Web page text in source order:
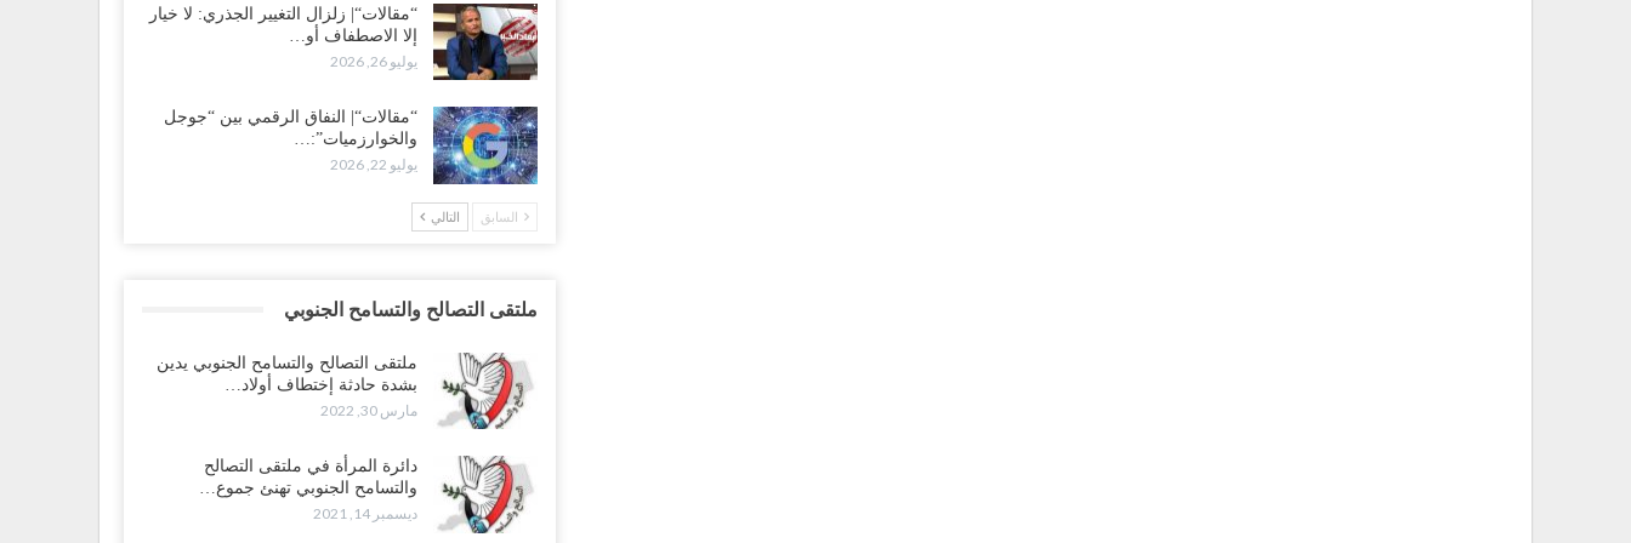
“مقالات“| زلزال التغيير الجذري: لا خيار
إلا الاصطفاف أو…
يوليو 26, 2026
“مقالات“| النفاق الرقمي بين “جوجل
والخوارزميات”:…
يوليو 22, 2026
السابق التالي
ملتقى التصالح والتسامح الجنوبي
ملتقى التصالح والتسامح الجنوبي يدين
بشدة حادثة إختطاف أولاد…
مارس 30, 2022
دائرة المرأة في ملتقى التصالح
والتسامح الجنوبي تهنئ جموع…
ديسمبر 14, 2021